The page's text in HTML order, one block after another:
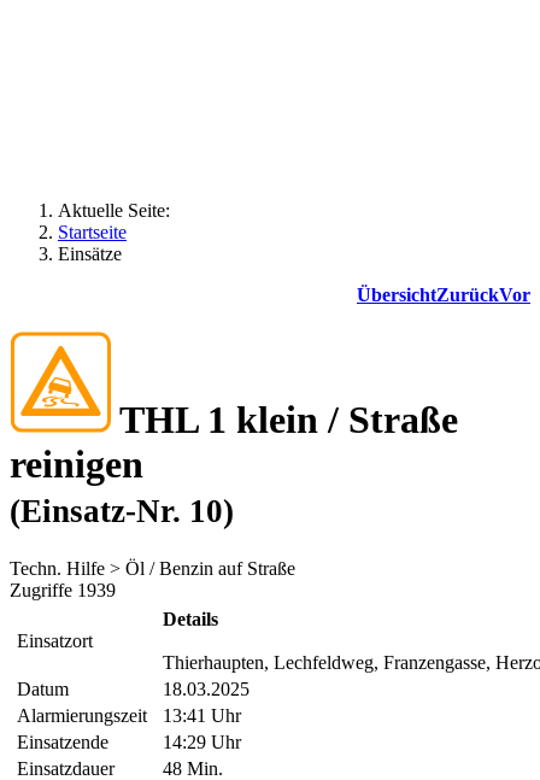
Aktuelle Seite:
Startseite
Einsätze
ÜbersichtZurückVor
THL 1 klein / Straße
reinigen
(Einsatz-Nr. 10)
Techn. Hilfe > Öl / Benzin auf Straße
Zugriffe 1939
Einsatzort
Details
Thierhaupten, Lechfeldweg, Franzengasse,
Datum
18.03.2025
Alarmierungszeit
13:41 Uhr
Einsatzende
14:29 Uhr
Einsatzdauer
48 Min.